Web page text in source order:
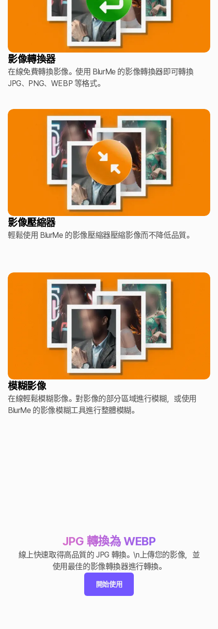
影像轉換器
在線免費轉換影像。使用 BlurMe 的影像轉換器即可轉換
JPG、PNG、WEBP 等格式。
影像壓縮器
輕鬆使用 BlurMe 的影像壓縮器壓縮影像而不降低品質。
模糊影像
在線輕鬆模糊影像。對影像的部分區域進行模糊，或使用
BlurMe 的影像模糊工具進行整體模糊。
JPG 轉換為 WEBP
線上快速取得高品質的 JPG 轉換。\n上傳您的影像，並
使用最佳的影像轉換器進行轉換。
開始使用